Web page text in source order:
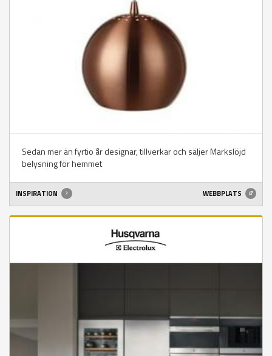
Sedan mer än fyrtio år designar, tillverkar och säljer Markslöjd
belysning för hemmet
INSPIRATION WEBBPLATS